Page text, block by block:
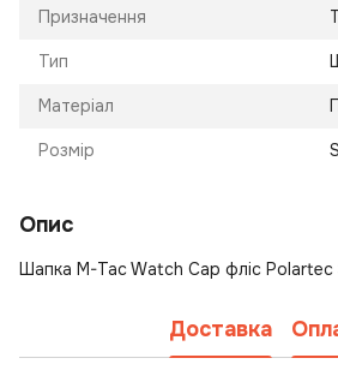
Призначення
Тип
Матеріал
Розмір S
Опис
Шапка M-Tac Watch Cap фліс Polartec
Доставка